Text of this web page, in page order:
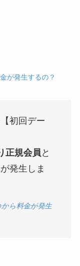
が発生するの？
初回デー
正規会員 と
発生しま
ら料金が発生